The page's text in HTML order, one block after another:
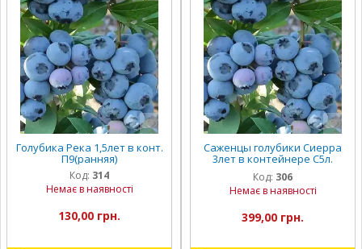
Голубика Река 1,5лет в конт.
П9(ранняя)
Код: 314
Немає в наявності
130,00 грн.
Саженцы голубики Сиерра
3лет в контейнере С5л.
(ранняя)
Код: 306
Немає в наявності
399,00 грн.